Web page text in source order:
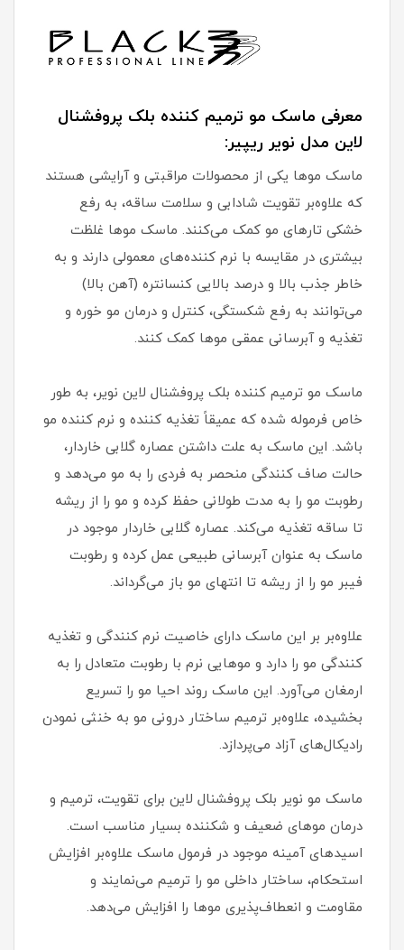
معرفی ماسک مو ترمیم کننده بلک پروفشنال
لاین مدل نویر ریپیر:
ماسک موها یکی از محصولات مراقبتی و آرایشی هستند
که علاوه‌بر تقویت شادابی و سلامت ساقه، به رفع
خشکی تارهای مو کمک می‌کنند. ماسک موها غلظت
بیشتری در مقایسه با نرم کننده‌های معمولی دارند و به
خاطر جذب بالا و درصد بالایی کنسانتره (آهن بالا)
می‌توانند به رفع شکستگی، کنترل و درمان مو خوره و
تغذیه و آبرسانی عمقی موها کمک کنند.
ماسک مو ترمیم کننده بلک پروفشنال لاین نویر، به طور
خاص فرموله شده که عمیقاً تغذیه کننده و نرم کننده مو
باشد. این ماسک به علت داشتن عصاره گلابی خاردار،
حالت صاف کنندگی منحصر به فردی را به مو می‌دهد و
رطوبت مو را به مدت طولانی حفظ کرده و مو را از ریشه
تا ساقه تغذیه می‌کند. عصاره گلابی خاردار موجود در
ماسک به عنوان آبرسانی طبیعی عمل کرده و رطوبت
فیبر مو را از ریشه تا انتهای مو باز می‌گرداند.
علاوه‌بر بر این ماسک دارای خاصیت نرم کنندگی و تغذیه
کنندگی مو را دارد و موهایی نرم با رطوبت متعادل را به
ارمغان می‌آورد. این ماسک روند احیا مو را تسریع
بخشیده، علاوه‌بر ترمیم ساختار درونی مو به خنثی نمودن
رادیکال‌های آزاد می‌پردازد.
ماسک مو نویر بلک پروفشنال لاین برای تقویت، ترمیم و
درمان موهای ضعیف و شکننده بسیار مناسب است.
اسیدهای آمینه موجود در فرمول ماسک علاوه‌بر افزایش
استحکام، ساختار داخلی مو را ترمیم می‌نمایند و
مقاومت و انعطاف‌پذیری موها را افزایش می‌دهد.